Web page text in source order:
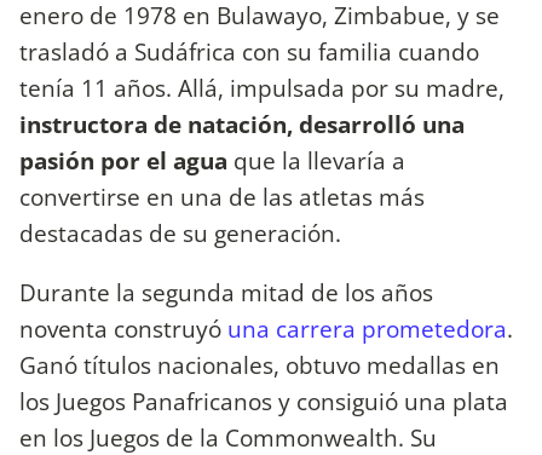
enero de 1978 en Bulawayo, Zimbabue, y se
trasladó a Sudáfrica con su familia cuando
tenía 11 años. Allá, impulsada por su madre,
instructora de natación, desarrolló una
pasión por el agua que la llevaría a
convertirse en una de las atletas más
destacadas de su generación.
Durante la segunda mitad de los años
noventa construyó una carrera prometedora.
Ganó títulos nacionales, obtuvo medallas en
los Juegos Panafricanos y consiguió una plata
en los Juegos de la Commonwealth. Su